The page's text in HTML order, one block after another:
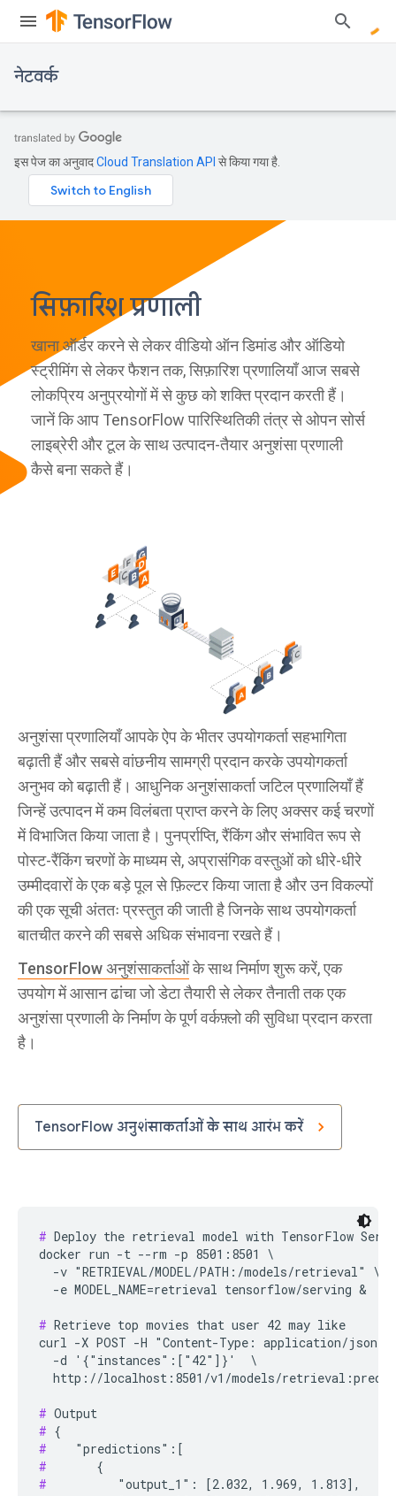
नेटवर्क
इस पेज का अनुवादCloud Translation API से किया गया है.
सिफ़ारिश प्रणाली
खाना ऑर्डर करने से लेकर वीडियो ऑन डिमांड और ऑडियो
स्ट्रीमिंग से लेकर फैशन तक, सिफ़ारिश प्रणालियाँ आज सबसे
लोकप्रिय अनुप्रयोगों में से कुछ को शक्ति प्रदान करती हैं।
जानें कि आप TensorFlow पारिस्थितिकी तंत्र से ओपन सोर्स
लाइब्रेरी और टूल के साथ उत्पादन-तैयार अनुशंसा प्रणाली
कैसे बना सकते हैं।
अनुशंसा प्रणालियाँ आपके ऐप के भीतर उपयोगकर्ता सहभागिता
बढ़ाती हैं और सबसे वांछनीय सामग्री प्रदान करके उपयोगकर्ता
अनुभव को बढ़ाती हैं। आधुनिक अनुशंसाकर्ता जटिल प्रणालियाँ हैं
जिन्हें उत्पादन में कम विलंबता प्राप्त करने के लिए अक्सर कई चरणों
में विभाजित किया जाता है। पुनर्प्राप्ति, रैंकिंग और संभावित रूप से
पोस्ट-रैंकिंग चरणों के माध्यम से, अप्रासंगिक वस्तुओं को धीरे-धीरे
उम्मीदवारों के एक बड़े पूल से फ़िल्टर किया जाता है और उन विकल्पों
की एक सूची अंततः प्रस्तुत की जाती है जिनके साथ उपयोगकर्ता
बातचीत करने की सबसे अधिक संभावना रखते हैं।
TensorFlow अनुशंसाकर्ताओंके साथ निर्माण शुरू करें, एक
उपयोग में आसान ढांचा जो डेटा तैयारी से लेकर तैनाती तक एक
अनुशंसा प्रणाली के निर्माण के पूर्ण वर्कफ़्लो की सुविधा प्रदान करता
है।
TensorFlow अनुशंसाकर्ताओं के साथ आरंभ करें
# Deploy the retrieval model with TensorFlow
docker run -t --rm -p 8501:8501 \
  -v "RETRIEVAL/MODEL/PATH:/models/retrieval" \
  -e MODEL_NAME=retrieval tensorflow/serving &
# Retrieve top movies that user 42 may like
curl -X POST -H "Content-Type: application/json"
  -d '{"instances":["42"]}'  \
http://localhost:8501/v1/models/
#
#
#
#
#